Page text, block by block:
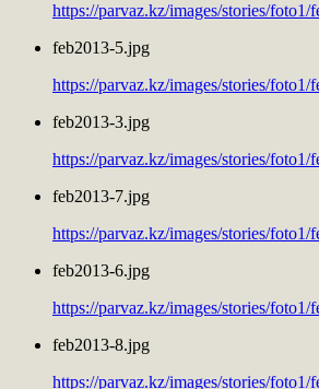
https://parvaz.kz/images/stories/foto1/
feb2013-5.jpg
https://parvaz.kz/images/stories/foto1/
feb2013-3.jpg
https://parvaz.kz/images/stories/foto1/
feb2013-7.jpg
https://parvaz.kz/images/stories/foto1/
feb2013-6.jpg
https://parvaz.kz/images/stories/foto1/
feb2013-8.jpg
https://parvaz.kz/images/stories/foto1/